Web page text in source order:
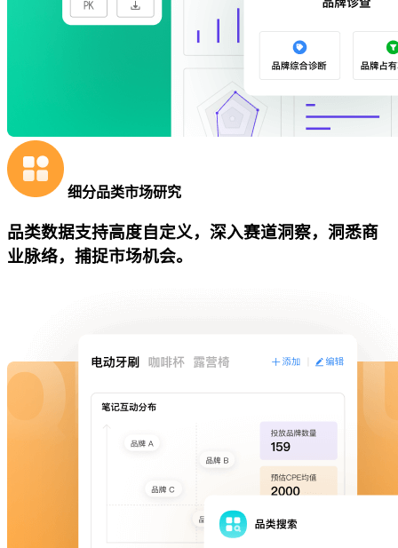
细分品类市场研究
品类数据支持高度自定义，深入赛道洞察，洞悉商
业脉络，捕捉市场机会。